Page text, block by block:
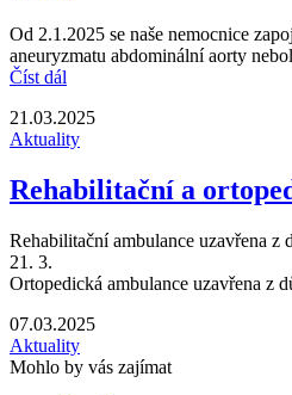
Od 2.1.2025 se naše nemocnice
aneuryzmatu abdominální aorty
Číst dál
21.03.2025
Aktuality
Rehabilitační a
Rehabilitační ambulance uzavřena z
21. 3.
Ortopedická ambulance uzavřena z
07.03.2025
Aktuality
Mohlo by vás zajímat